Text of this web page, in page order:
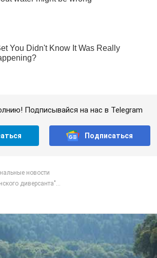
Подписывайся на нас в Telegram
Подписаться
новости
диверсанта"...